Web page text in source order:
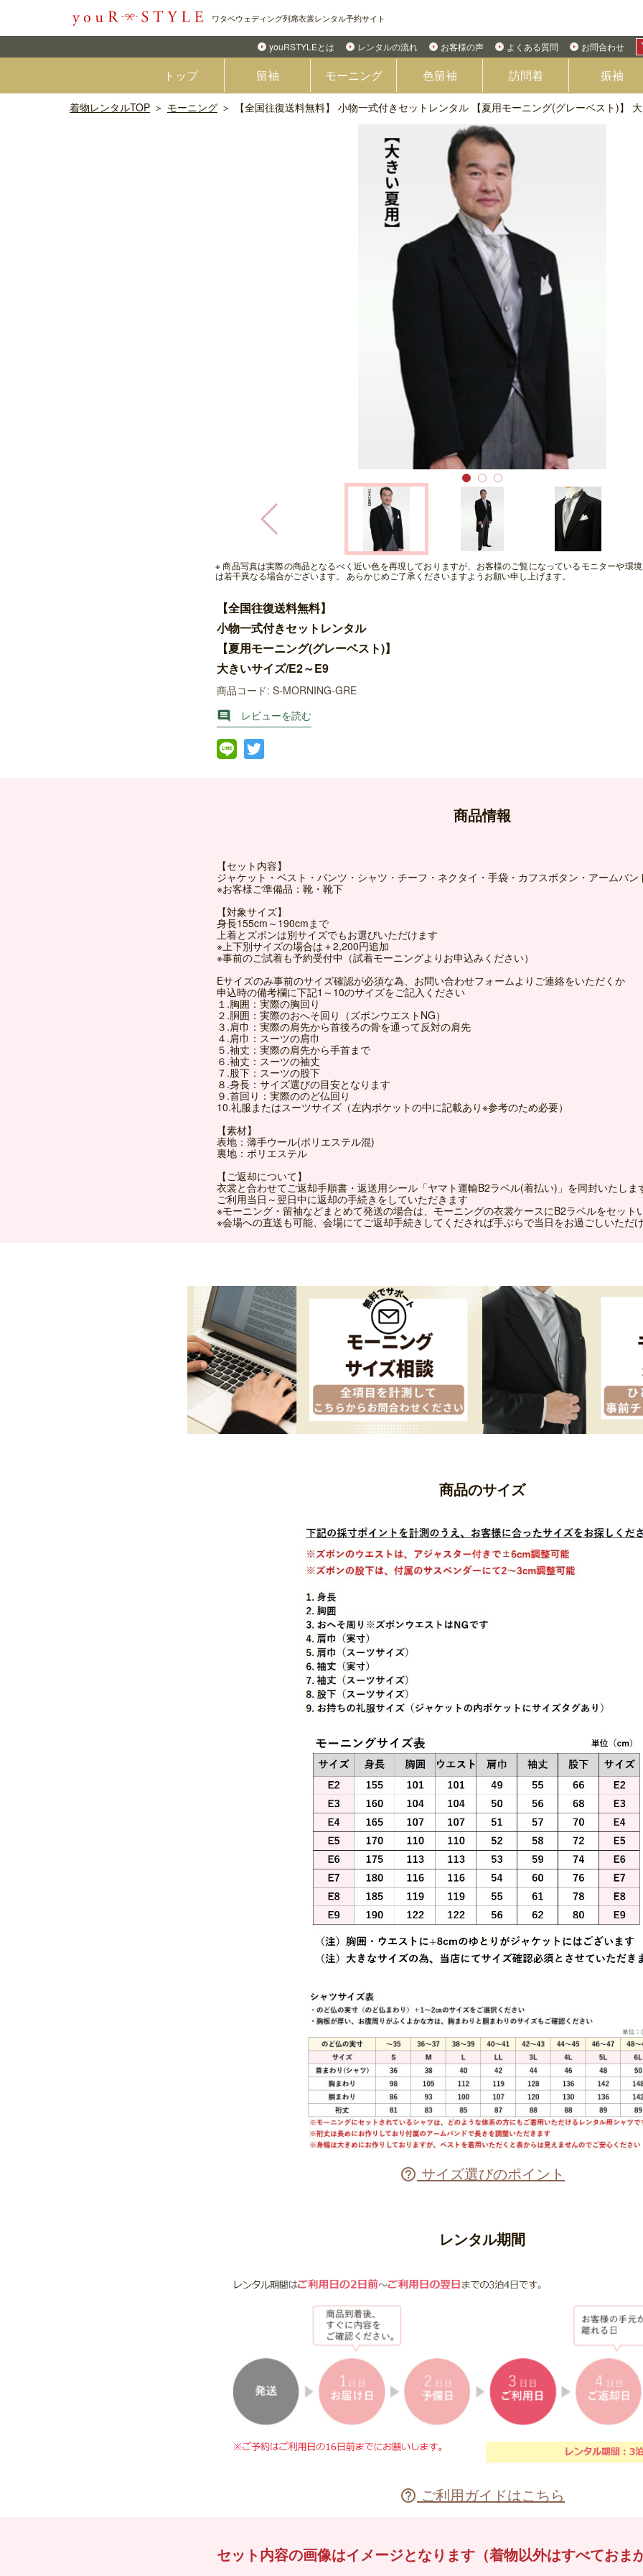
ワタベウェディング列席衣裳レンタル予約サイト
youRSTYLEとは レンタルの流れ お客様の声 よくある質問 お問合わせ
トップ 留袖 モーニング 色留袖 訪問着 振袖
着物レンタルTOP モーニング 【全国往復送料無料】 小物一式付きセットレンタル 【夏用モーニング(グレーベスト)】
※ 商品写真は実際の商品となるべく近い色を再現しておりますが、お客様のご覧になっているモニターや環
は若干異なる場合がございます。 あらかじめご了承くださいますようお願い申し上げます。
【全国往復送料無料】
小物一式付きセットレンタル
【夏用モーニング(グレーベスト)】
大きいサイズ/E2～E9
商品コード: S-MORNING-GRE

レビューを読む
商品情報
【セット内容】
ジャケット・ベスト・パンツ・シャツ・チーフ・ネクタイ・手袋・カフスボタン・アームバン
※お客様ご準備品：靴・靴下
【対象サイズ】
身長155cm～190cmまで
上着とズボンは別サイズでもお選びいただけます
※上下別サイズの場合は＋2,200円追加
※事前のご試着も予約受付中（試着モーニングよりお申込みください）
Eサイズのみ事前のサイズ確認が必須な為、お問い合わせフォームよりご連絡をいただくか
申込時の備考欄に下記1～10のサイズをご記入ください
１.胸囲：実際の胸回り
２.胴囲：実際のおへそ回り（ズボンウエストNG）
３.肩巾：実際の肩先から首後ろの骨を通って反対の肩先
４.肩巾：スーツの肩巾
５.袖丈：実際の肩先から手首まで
６.袖丈：スーツの袖丈
７.股下：スーツの股下
８.身長：サイズ選びの目安となります
９.首回り：実際ののど仏回り
10.礼服またはスーツサイズ（左内ポケットの中に記載あり※参考のため必要）
【素材】
表地：薄手ウール(ポリエステル混)
裏地：ポリエステル
【ご返却について】
衣裳と合わせてご返却手順書・返送用シール「ヤマト運輸B2ラベル(着払い)」を同封いたしま
ご利用当日～翌日中に返却の手続きをしていただきます
※モーニング・留袖などまとめて発送の場合は、モーニングの衣裳ケースにB2ラベルをセット
※会場への直送も可能、会場にてご返却手続きしてくだされば手ぶらで当日をお過ごしいただ
商品のサイズ
 サイズ選びのポイント
レンタル期間
 ご利用ガイドはこちら
セット内容の画像はイメージとなります（着物以外はすべておま